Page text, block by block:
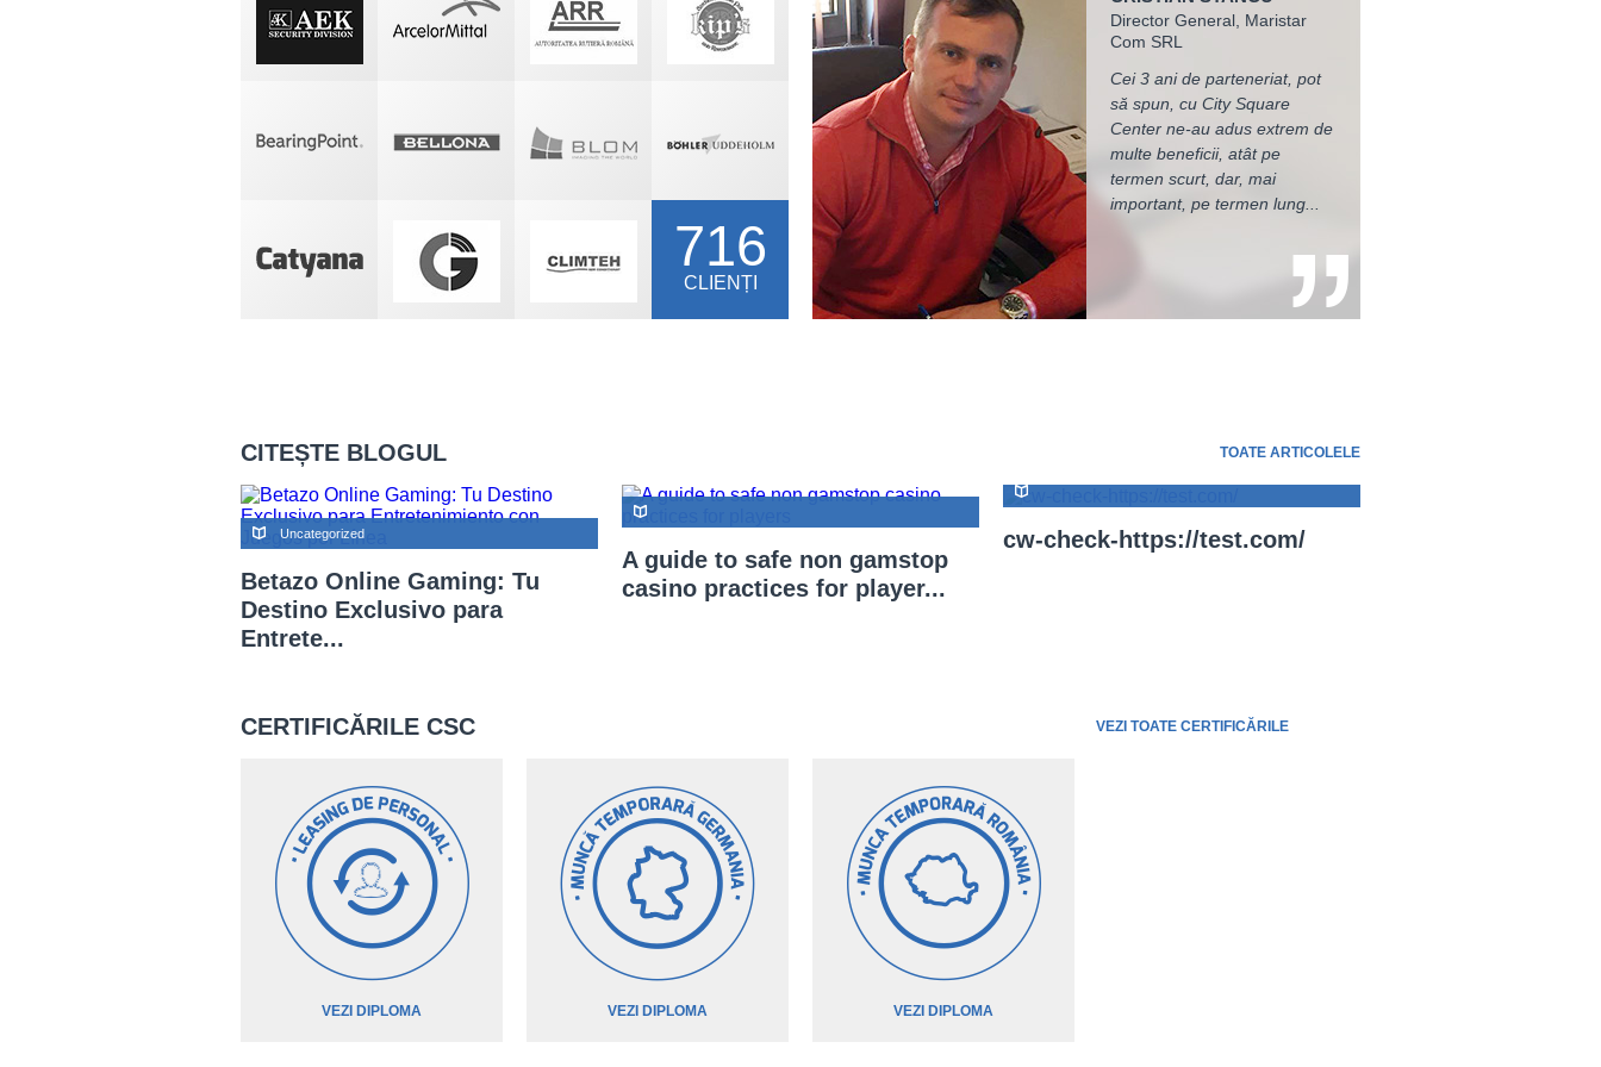
716
CLIENȚI
Director General, Maristar
Com SRL
Cei 3 ani de parteneriat, pot
să spun, cu City Square
Center ne-au adus extrem de
multe beneficii, atât pe
termen scurt, dar, mai
important, pe termen lung...
reprezentat firma la zeci de
controale ale Inspectoratelor
de Muncă - nu dintr-un singur
județ, ci din mai multe. Faptul
că în toată această perioadă
și în urma acestor controale
nu am primit nici măcar o
amendă...
Square, am avut multe de
învățat. O concluzie pe care
țin însă să o împărtășesc este
legată de cât de mult
înseamnă o interpretare
corectă a legislației muncii.
City Square m-a ajutat să văd
câte avantaje...
CITEȘTE BLOGUL TOATE ARTICOLELE
Uncategorized
Betazo Online Gaming: Tu
Destino Exclusivo para
Entrete...
A guide to safe non gamstop
casino practices for player...
cw-check-https://test.com/
CERTIFICĂRILE CSC VEZI TOATE CERTIFICĂRILE
VEZI DIPLOMA VEZI DIPLOMA VEZI DIPLOMA